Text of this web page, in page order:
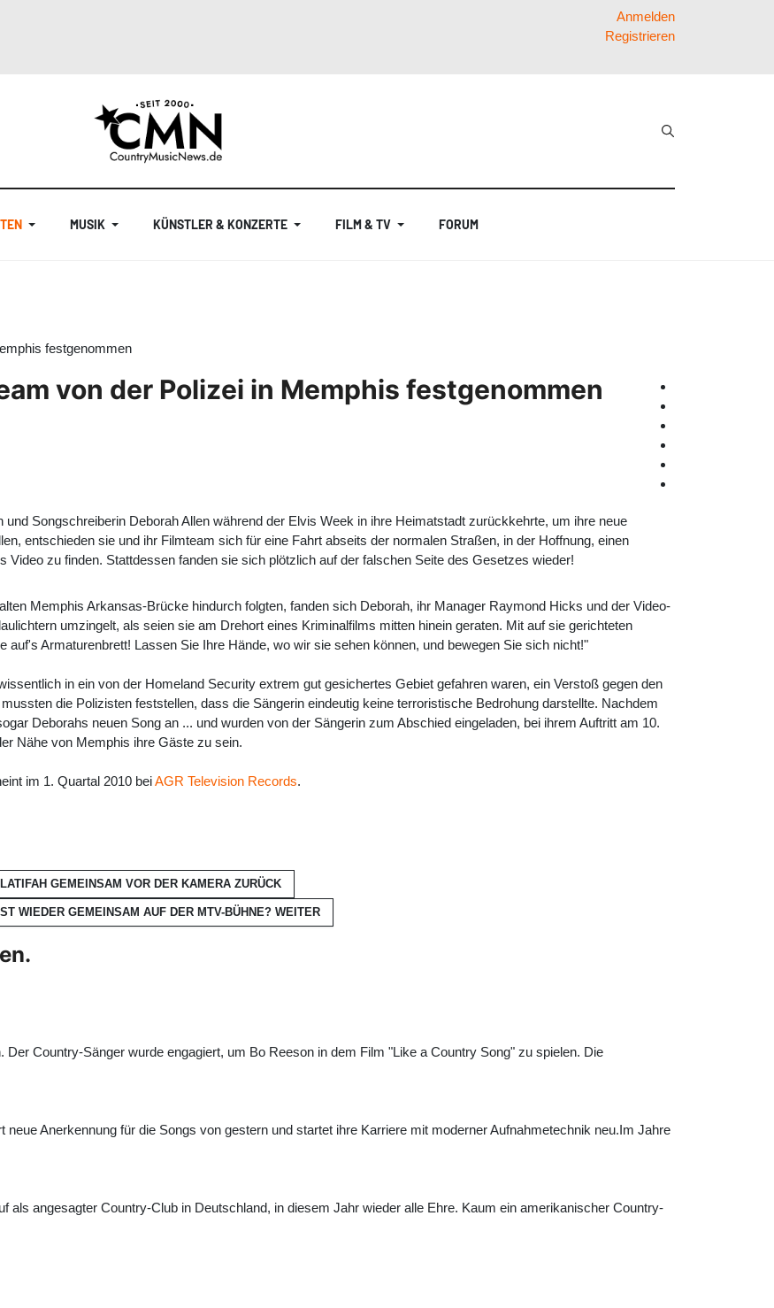
Anmelden
Registrieren
MUSIK KÜNSTLER & KONZERTE FILM & TV FORUM
festgenommen
von der Polizei in Memphis festgenommen
Songschreiberin Deborah Allen während der Elvis Week in ihre Heimatstadt zurückkehrte, um ihre neue
entschieden sie und ihr Filmteam sich für eine Fahrt abseits der normalen Straßen, in der Hoffnung, einen
Video zu finden. Stattdessen fanden sie sich plötzlich auf der falschen Seite des Gesetzes wieder!
Memphis Arkansas-Brücke hindurch folgten, fanden sich Deborah, ihr Manager Raymond Hicks und der Video-
umzingelt, als seien sie am Drehort eines Kriminalfilms mitten hinein geraten. Mit auf sie gerichteten
auf's Armaturenbrett! Lassen Sie Ihre Hände, wo wir sie sehen können, und bewegen Sie sich nicht!"
in ein von der Homeland Security extrem gut gesichertes Gebiet gefahren waren, ein Verstoß gegen den
die Polizisten feststellen, dass die Sängerin eindeutig keine terroristische Bedrohung darstellte. Nachdem
Deborahs neuen Song an ... und wurden von der Sängerin zum Abschied eingeladen, bei ihrem Auftritt am 10.
Nähe von Memphis ihre Gäste zu sein.
im 1. Quartal 2010 beiAGR Television Records.
GEMEINSAM VOR DER KAMERA ZURÜCK
WIEDER GEMEINSAM AUF DER MTV-BÜHNE? WEITER
Country-Sänger wurde engagiert, um Bo Reeson in dem Film "Like a Country Song" zu spielen. Die
neue Anerkennung für die Songs von gestern und startet ihre Karriere mit moderner Aufnahmetechnik neu.Im Jahre
als angesagter Country-Club in Deutschland, in diesem Jahr wieder alle Ehre. Kaum ein amerikanischer Country-